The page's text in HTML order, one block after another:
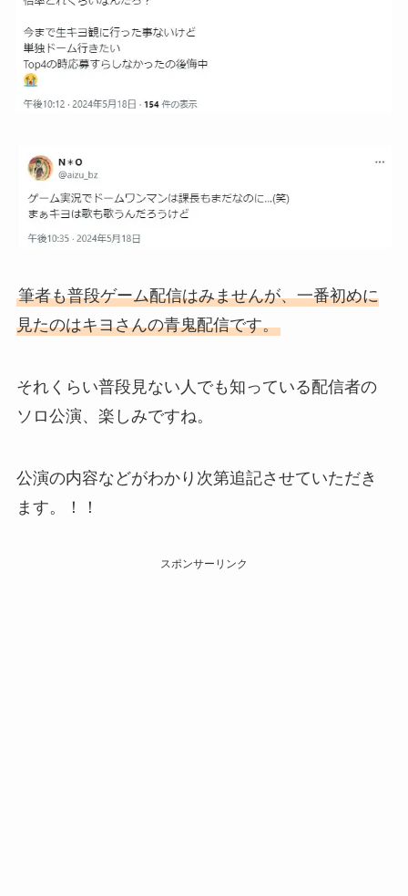
筆者も普段ゲーム配信はみませんが、一番初めに
見たのはキヨさんの青鬼配信です。
それくらい普段見ない人でも知っている配信者の
ソロ公演、楽しみですね。
公演の内容などがわかり次第追記させていただき
ます。！！
スポンサーリンク